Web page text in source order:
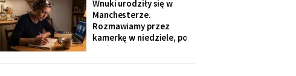
mamo". Od marca nikt nie
przyjechał. Na każdym
pudełku naklejka: moje
imię
Wnuki urodziły się w
Manchesterze.
Rozmawiamy przez
kamerkę w niedziele, po
pięć minut, bo „im się